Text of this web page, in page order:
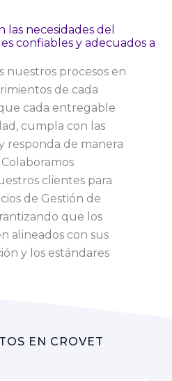
las necesidades del
confiables y adecuados a
nuestros procesos en
de cada
cada entregable
cumpla con las
responda de manera
clientes para
de Gestión de
que los
alineados con sus
y los estándares
EN CROVET